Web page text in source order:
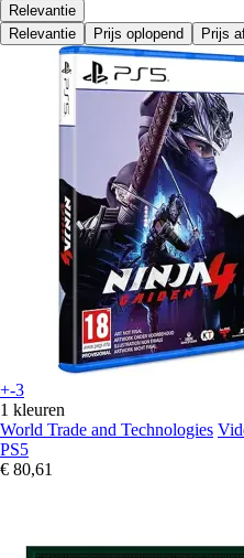
Relevantie
Relevantie
Prijs oplopend Prijs
+-3
1 kleuren
World Trade and Technologies
PS5
€ 80,61